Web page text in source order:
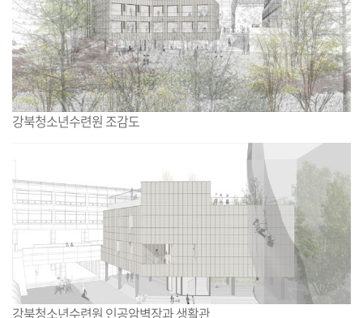
기 기
강북청소년수련원 조감도
강북청소년수련원 인공암벽장과 생활관